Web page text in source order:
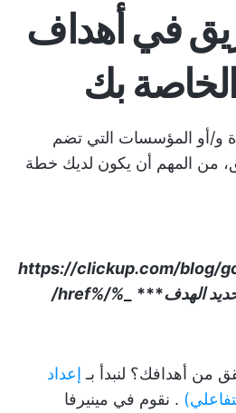
في أهداف
و/أو المؤسسات التي تضم
من المهم أن يكون لديك خطة
https://clickup.com/blog/
الهدف***
%/%href/
من أهدافك؟ لنبدأ بـ إعداد
. نقوم في مينيرفا